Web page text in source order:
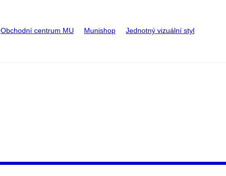
Obchodní centrum MU Munishop Jednotný vizuální styl